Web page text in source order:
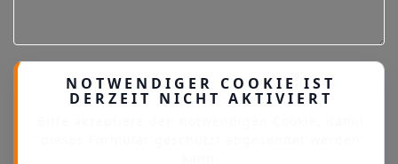
NOTWENDIGER COOKIE IST
DERZEIT NICHT AKTIVIERT